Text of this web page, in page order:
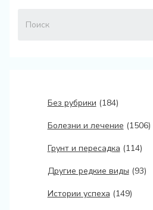
Без рубрики (184)
Болезни и лечение (1506)
Грунт и пересадка (114)
Другие редкие виды (93)
Истории успеха (149)